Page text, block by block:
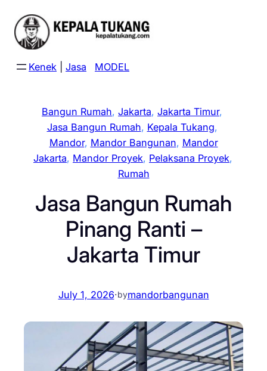
content
Kenek Jasa MODEL
Bangun Rumah, Jakarta, Jakarta Timur
Jasa Bangun Rumah, Kepala Tukang
Mandor, Mandor Bangunan, Mandor
Jakarta, Mandor Proyek, Pelaksana Proyek
Rumah
Jasa Bangun Rumah
Pinang Ranti –
Jakarta Timur
July 1, 2026·bymandorbangunan